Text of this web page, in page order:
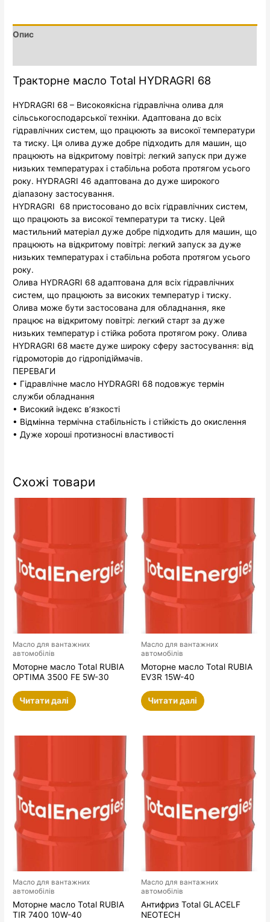
Опис
Тракторне масло Total HYDRAGRI 68
HYDRAGRI 68 – Високоякісна гідравлічна олива для
сільськогосподарської техніки. Адаптована до всіх
гідравлічних систем, що працюють за високої температури
та тиску. Ця олива дуже добре підходить для машин, що
працюють на відкритому повітрі: легкий запуск при дуже
низьких температурах і стабільна робота протягом усього
року. HYDRAGRI 46 адаптована до дуже широкого
діапазону застосування.
HYDRAGRI 68 пристосовано до всіх гідравлічних систем,
що працюють за високої температури та тиску. Цей
мастильний матеріал дуже добре підходить для машин, що
працюють на відкритому повітрі: легкий запуск за дуже
низьких температурах і стабільна робота протягом усього
року.
Олива HYDRAGRI 68 адаптована для всіх гідравлічних
систем, що працюють за високих температур і тиску.
Олива може бути застосована для обладнання, яке
працює на відкритому повітрі: легкий старт за дуже
низьких температур і стійка робота протягом року. Олива
HYDRAGRI 68 маєте дуже широку сферу застосування: від
гідромоторів до гідропідіймачів.
ПЕРЕВАГИ
• Гідравлічне масло HYDRAGRI 68 подовжує термін
служби обладнання
• Високий індекс в’язкості
• Відмінна термічна стабільність і стійкість до окислення
• Дуже хороші протизносні властивості
Схожі товари
Масло для вантажних
автомобілів
Моторне масло Total RUBIA
OPTIMA 3500 FE 5W-30
Читати далі
Масло для вантажних
автомобілів
Моторне масло Total RUBIA
EV3R 15W-40
Читати далі
Масло для вантажних
автомобілів
Моторне масло Total RUBIA
TIR 7400 10W-40
Масло для вантажних
автомобілів
Антифриз Total GLACELF
NEOTECH